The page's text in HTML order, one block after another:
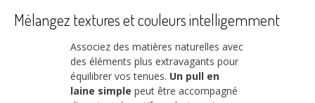
Mélangez textures et couleurs intelligemment
Associez des matières naturelles avec
des éléments plus extravagants pour
équilibrer vos tenues. Un pull en
laine simple peut être accompagné